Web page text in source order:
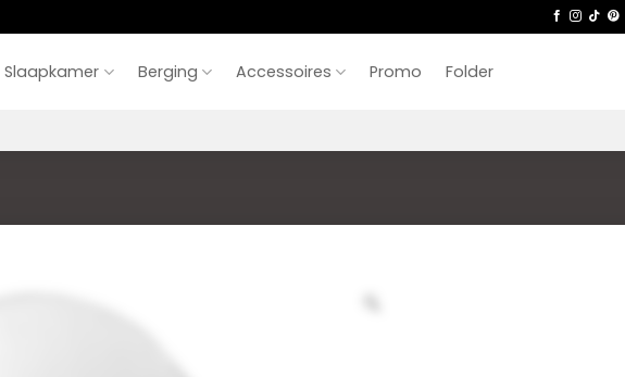
Slaapkamer Berging Accessoires Promo Folder